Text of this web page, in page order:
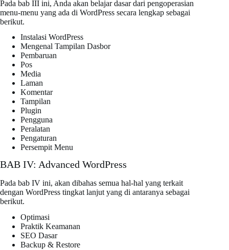
Pada bab III ini, Anda akan belajar dasar dari pengoperasian
menu-menu yang ada di WordPress secara lengkap sebagai
berikut.
Instalasi WordPress
Mengenal Tampilan Dasbor
Pembaruan
Pos
Media
Laman
Komentar
Tampilan
Plugin
Pengguna
Peralatan
Pengaturan
Persempit Menu
BAB IV: Advanced WordPress
Pada bab IV ini, akan dibahas semua hal-hal yang terkait
dengan WordPress tingkat lanjut yang di antaranya sebagai
berikut.
Optimasi
Praktik Keamanan
SEO Dasar
Backup & Restore